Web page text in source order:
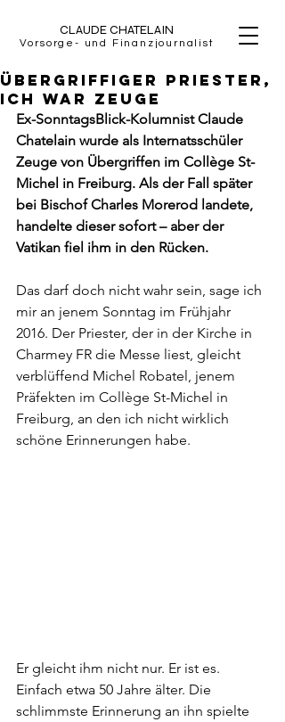
CLAUDE CHATELAIN
Vorsorge- und Finanzjournalist
Übergriffiger Priester,
ich war Zeuge
Ex-SonntagsBlick-Kolumnist Claude
Chatelain wurde als Internatsschüler
Zeuge von Übergriffen im Collège St-
Michel in Freiburg. Als der Fall später
bei Bischof Charles Morerod landete,
handelte dieser sofort – aber der
Vatikan fiel ihm in den Rücken.
Das darf doch nicht wahr sein, sage ich
mir an jenem Sonntag im Frühjahr
2016. Der Priester, der in der Kirche in
Charmey FR die Messe liest, gleicht
verblüffend Michel Robatel, jenem
Präfekten im Collège St-Michel in
Freiburg, an den ich nicht wirklich
schöne Erinnerungen habe.
Er gleicht ihm nicht nur. Er ist es.
Einfach etwa 50 Jahre älter. Die
schlimmste Erinnerung an ihn spielte